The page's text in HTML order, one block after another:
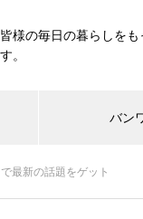
皆様の毎日の暮らしを
す。
バン
最新の話題をゲット